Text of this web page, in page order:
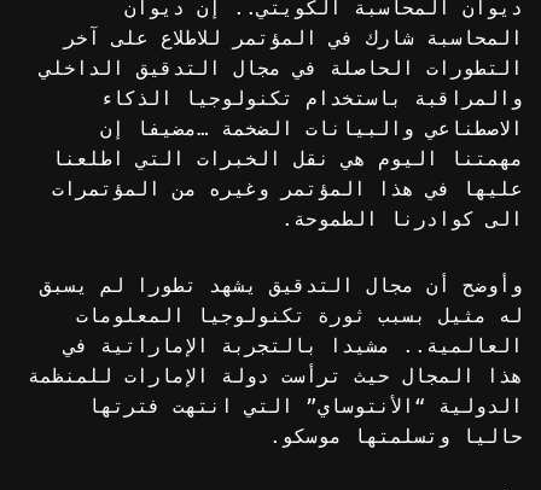
ديوان المحاسبة الكويتي.. إن ديوان
المحاسبة شارك في المؤتمر للاطلاع على آخر
التطورات الحاصلة في مجال التدقيق الداخلي
والمراقبة باستخدام تكنولوجيا الذكاء
الاصطناعي والبيانات الضخمة …مضيفا إن
مهمتنا اليوم هي نقل الخبرات التي اطلعنا
عليها في هذا المؤتمر وغيره من المؤتمرات
الى كوادرنا الطموحة.
وأوضح أن مجال التدقيق يشهد تطورا لم يسبق
له مثيل بسبب ثورة تكنولوجيا المعلومات
العالمية.. مشيدا بالتجربة الإماراتية في
هذا المجال حيث ترأست دولة الإمارات للمنظمة
الدولية “الأنتوساي” التي انتهت فترتها
حاليا وتسلمتها موسكو.